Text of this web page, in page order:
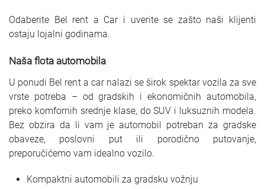
Odaberite Bel rent a Car i uverite se zašto naši klijenti
ostaju lojalni godinama.
Naša flota automobila
U ponudi Bel rent a car nalazi se širok spektar vozila za sve
vrste potreba – od gradskih i ekonomičnih automobila,
preko komfornih srednje klase, do SUV i luksuznih modela.
Bez obzira da li vam je automobil potreban za gradske
obaveze, poslovni put ili porodično putovanje,
preporučićemo vam idealno vozilo.
Kompaktni automobili za gradsku vožnju